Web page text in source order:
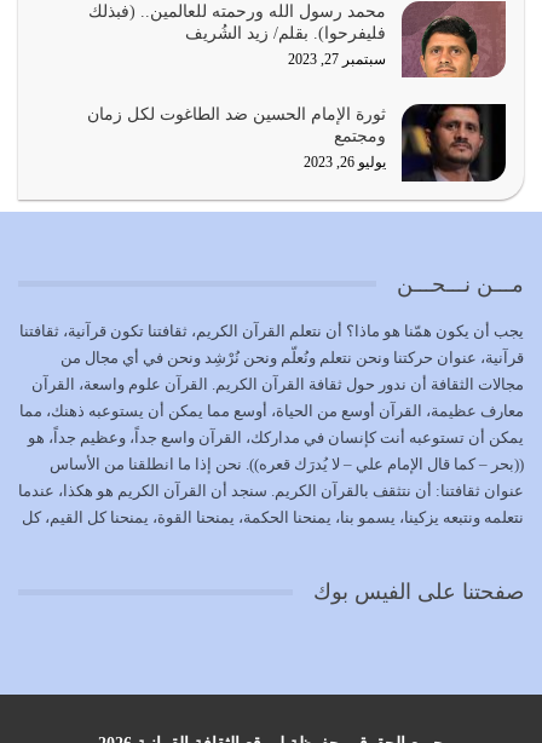
يشاء ويذل من يشاء
يوليو 21, 2026
كل زمان…
يوليو 19, 2026
الوظيفة عبارة عن مسؤولية يجب النهوض بها كما ينبغي لكي
وَالْمُنْفِقِينَ…
يوليو 17, 2026
الاعتصام بحبل الله أمر إلهي للمؤمنين وهو بمثابة سبب بينهم
وبين الله يترتب عليه النصر…
يوليو 16, 2026
إما أن نحاول أن نكون من أولياء الله فيتم على أيدينا ضرب
يوليو 15, 2026
محمد رسول الله ورحمته للعالمين.. (فبذلك
فليفرحوا). بقلم/ زيد الشُريف
سبتمبر 27, 2023
ثورة الإمام الحسين ضد الطاغوت لكل زمان
ومجتمع
يوليو 26, 2023
مـــن نـــحـــن
يجب أن يكون همّنا هو ماذا؟ أن نتعلم القرآن الكريم، ثقافتنا تكون قرآنية، ثقافتنا
قرآنية، عنوان حركتنا ونحن نتعلم ونُعلّم ونحن نُرْشِد ونحن في أي مجال من
مجالات الثقافة أن ندور حول ثقافة القرآن الكريم. القرآن علوم واسعة، القرآن
معارف عظيمة، القرآن أوسع من الحياة، أوسع مما يمكن أن يستوعبه ذهنك، مما
يمكن أن تستوعبه أنت كإنسان في مداركك، القرآن واسع جداً، وعظيم جداً، هو
((بحر – كما قال الإمام علي – لا يُدرَك قعره)). نحن إذا ما انطلقنا من الأساس
عنوان ثقافتنا: أن نتثقف بالقرآن الكريم. سنجد أن القرآن الكريم هو هكذا، عندما
نتعلمه ونتبعه يزكينا، يسمو بنا، يمنحنا الحكمة، يمنحنا القوة، يمنحنا كل القيم، كل
بمستوى أن نثقف الآخرين بالقرآن الكريم، وأن نتثقف بثقافة القرآن الكريم
رصات من الكتب، رصّات من الكتب في الحديث في التفسير في الفقه في فنون
صفحتنا على الفيس بوك